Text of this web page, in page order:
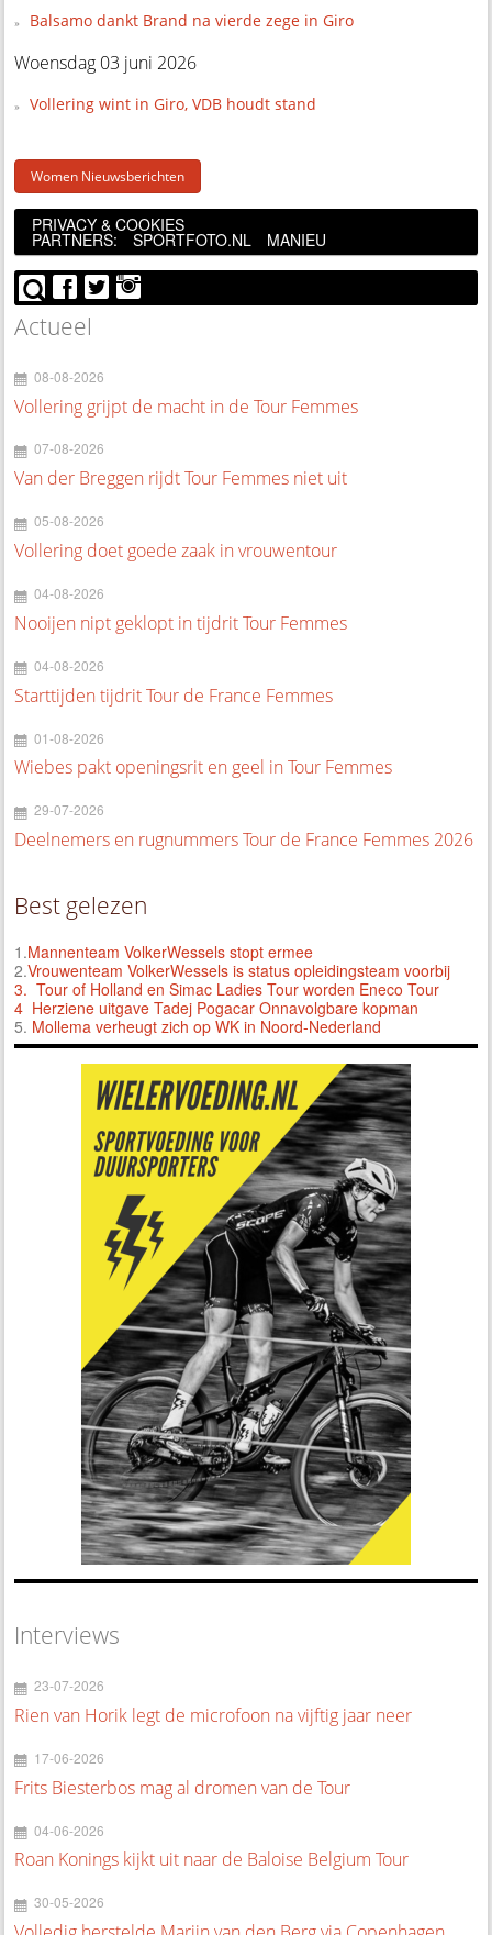
Balsamo dankt Brand na vierde zege in Giro
Woensdag 03 juni 2026
Vollering wint in Giro, VDB houdt stand
Women Nieuwsberichten
PRIVACY & COOKIES
PARTNERS: SPORTFOTO.NL MANIEU
Actueel
08-08-2026
Vollering grijpt de macht in de Tour Femmes
07-08-2026
Van der Breggen rijdt Tour Femmes niet uit
05-08-2026
Vollering doet goede zaak in vrouwentour
04-08-2026
Nooijen nipt geklopt in tijdrit Tour Femmes
04-08-2026
Starttijden tijdrit Tour de France Femmes
01-08-2026
Wiebes pakt openingsrit en geel in Tour Femmes
29-07-2026
Deelnemers en rugnummers Tour de France Femmes 2026
Best gelezen
1.Mannenteam VolkerWessels stopt ermee
2.Vrouwenteam VolkerWessels is status opleidingsteam voorbij
3. Tour of Holland en Simac Ladies Tour worden Eneco Tour
4 Herziene uitgave Tadej Pogacar Onnavolgbare kopman
5. Mollema verheugt zich op WK in Noord-Nederland
Interviews
23-07-2026
Rien van Horik legt de microfoon na vijftig jaar neer
17-06-2026
Frits Biesterbos mag al dromen van de Tour
04-06-2026
Roan Konings kijkt uit naar de Baloise Belgium Tour
30-05-2026